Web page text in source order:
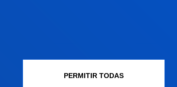
PERMITIR TODAS